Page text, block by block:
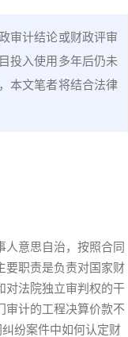
审计结论或财政评审
投入使用多年后仍未
本文笔者将结合法律
意思自治，按照合同
要职责是负责对国家财
对法院独立审判权的干
审计的工程决算价款不
纷案件中如何认定财